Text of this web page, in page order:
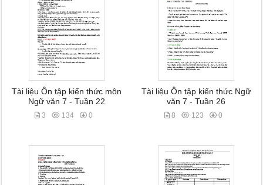
Tài liệu Ôn tập kiến thức môn
Ngữ văn 7 - Tuần 22
3 134 0
Tài liệu Ôn tập kiến thức Ngữ
văn 7 - Tuần 26
8 123 0